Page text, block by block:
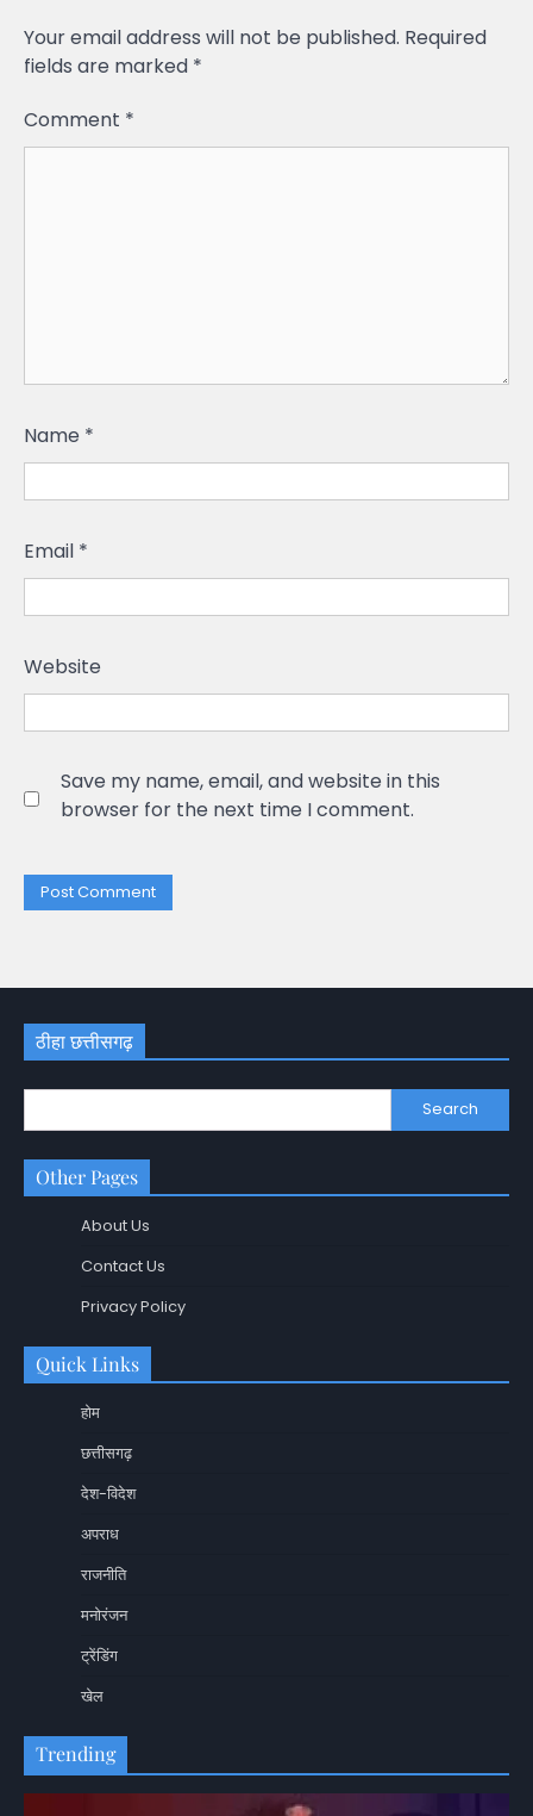
Your email address will not be published. Required
fields are marked *
Comment *
Name *
Email *
Website
Save my name, email, and website in this
browser for the next time I comment.
ठीहा छत्तीसगढ़
Search
Other Pages
About Us
Contact Us
Privacy Policy
Quick Links
होम
छत्तीसगढ़
देश-विदेश
अपराध
राजनीति
मनोरंजन
ट्रेंडिंग
खेल
Trending